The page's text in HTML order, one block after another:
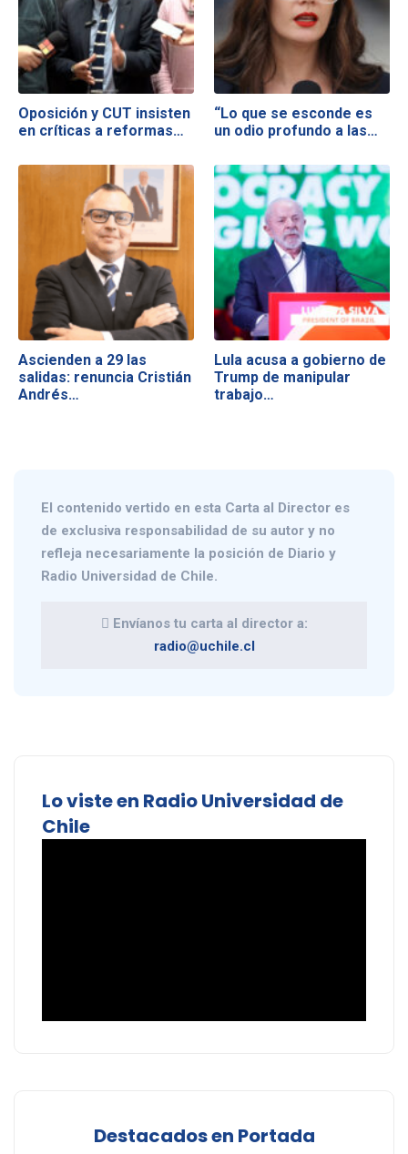
Oposición y CUT insisten
en críticas a reformas…
“Lo que se esconde es
un odio profundo a las…
Ascienden a 29 las
salidas: renuncia Cristián
Andrés…
Lula acusa a gobierno de
Trump de manipular
trabajo…
El contenido vertido en esta Carta al Director es
de exclusiva responsabilidad de su autor y no
refleja necesariamente la posición de Diario y
Radio Universidad de Chile.
Envíanos tu carta al director a:
radio@uchile.cl
Lo viste en Radio Universidad de
Chile
Destacados en Portada